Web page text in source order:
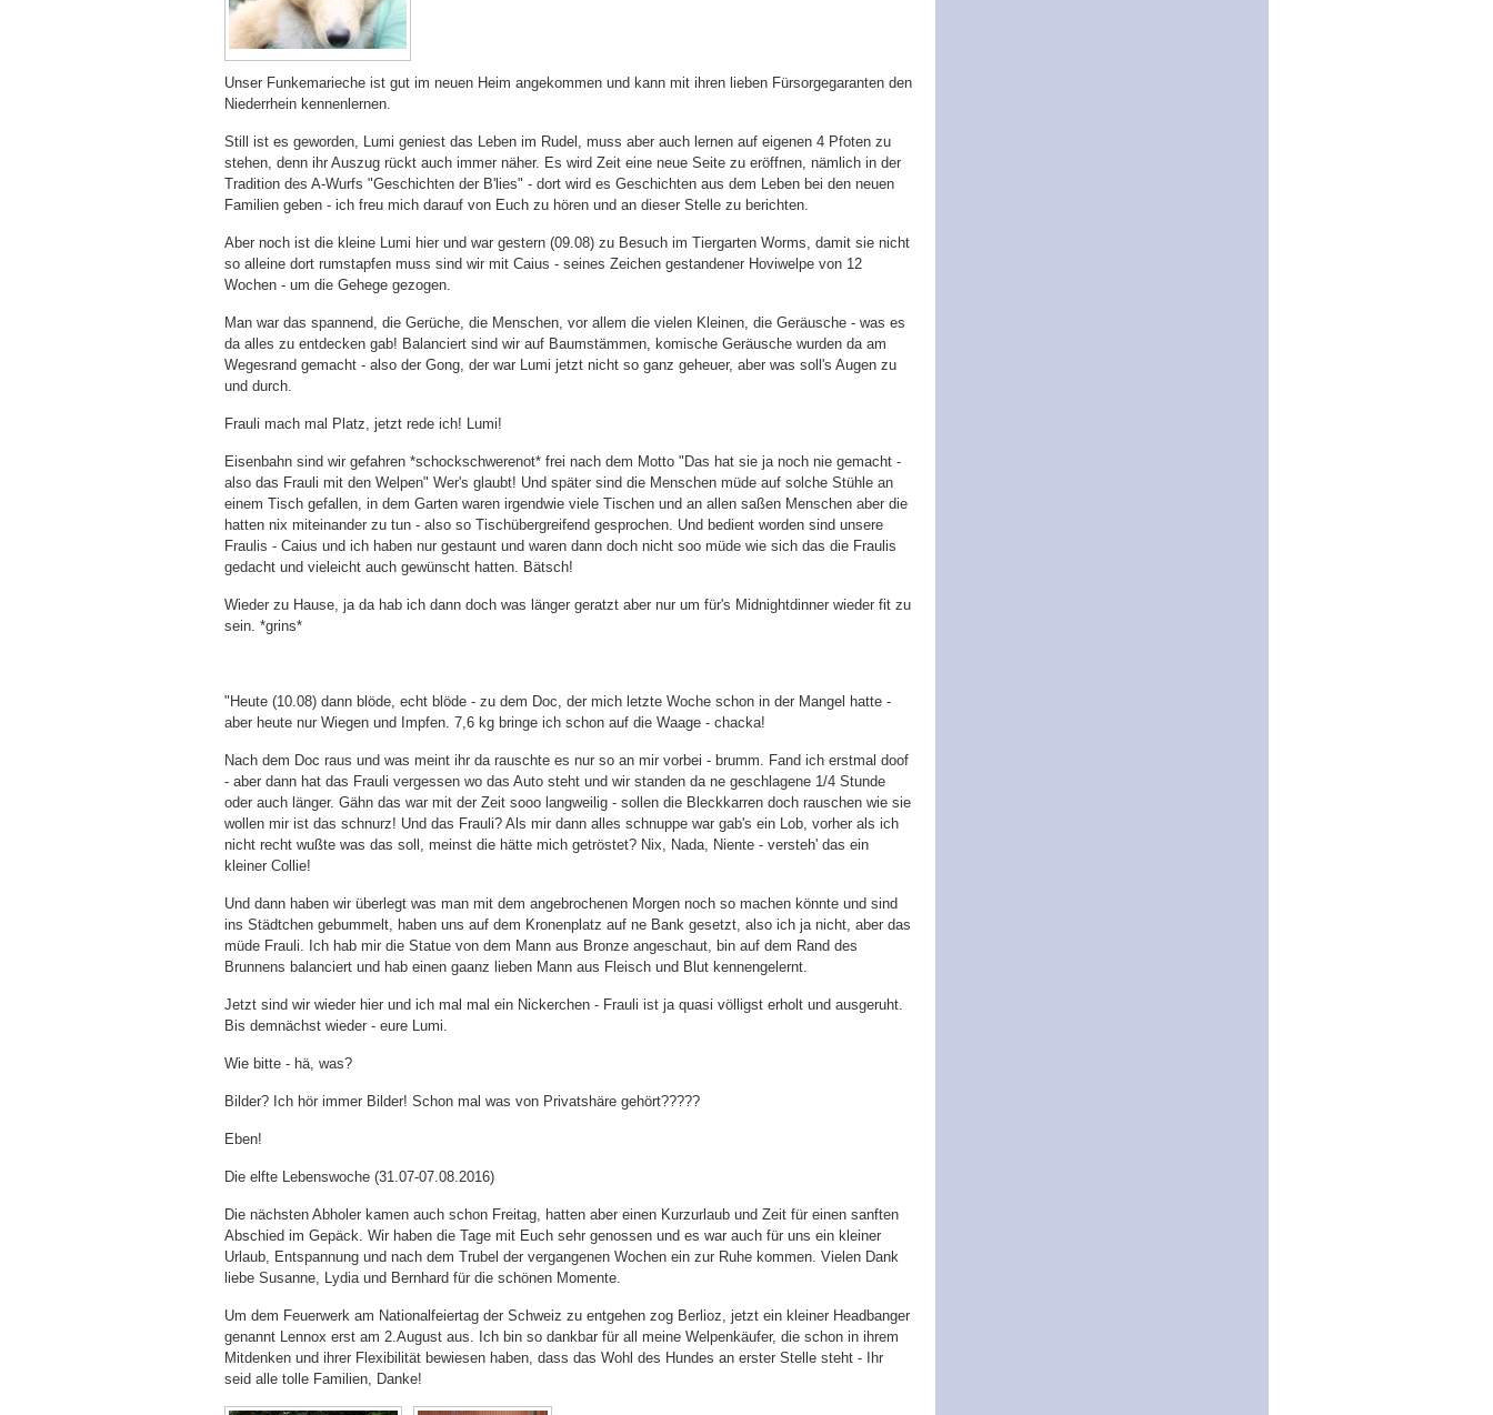
Unser Funkemarieche ist gut im neuen Heim angekommen und kann mit ihren lieben Fürsorgegaranten den
Niederrhein kennenlernen.
Still ist es geworden, Lumi geniest das Leben im Rudel, muss aber auch lernen auf eigenen 4 Pfoten zu
stehen, denn ihr Auszug rückt auch immer näher. Es wird Zeit eine neue Seite zu eröffnen, nämlich in der
Tradition des A-Wurfs "Geschichten der B'lies" - dort wird es Geschichten aus dem Leben bei den neuen
Familien geben - ich freu mich darauf von Euch zu hören und an dieser Stelle zu berichten.
Aber noch ist die kleine Lumi hier und war gestern (09.08) zu Besuch im Tiergarten Worms, damit sie nicht
so alleine dort rumstapfen muss sind wir mit Caius - seines Zeichen gestandener Hoviwelpe von 12
Wochen - um die Gehege gezogen.
Man war das spannend, die Gerüche, die Menschen, vor allem die vielen Kleinen, die Geräusche - was es
da alles zu entdecken gab! Balanciert sind wir auf Baumstämmen, komische Geräusche wurden da am
Wegesrand gemacht - also der Gong, der war Lumi jetzt nicht so ganz geheuer, aber was soll's Augen zu
und durch.
Frauli mach mal Platz, jetzt rede ich! Lumi!
Eisenbahn sind wir gefahren *schockschwerenot* frei nach dem Motto "Das hat sie ja noch nie gemacht -
also das Frauli mit den Welpen" Wer's glaubt! Und später sind die Menschen müde auf solche Stühle an
einem Tisch gefallen, in dem Garten waren irgendwie viele Tischen und an allen saßen Menschen aber die
hatten nix miteinander zu tun - also so Tischübergreifend gesprochen. Und bedient worden sind unsere
Fraulis - Caius und ich haben nur gestaunt und waren dann doch nicht soo müde wie sich das die Fraulis
gedacht und vieleicht auch gewünscht hatten. Bätsch!
Wieder zu Hause, ja da hab ich dann doch was länger geratzt aber nur um für's Midnightdinner wieder fit zu
sein. *grins*
"Heute (10.08) dann blöde, echt blöde - zu dem Doc, der mich letzte Woche schon in der Mangel hatte -
aber heute nur Wiegen und Impfen. 7,6 kg bringe ich schon auf die Waage - chacka!
Nach dem Doc raus und was meint ihr da rauschte es nur so an mir vorbei - brumm. Fand ich erstmal doof
- aber dann hat das Frauli vergessen wo das Auto steht und wir standen da ne geschlagene 1/4 Stunde
oder auch länger. Gähn das war mit der Zeit sooo langweilig - sollen die Bleckkarren doch rauschen wie sie
wollen mir ist das schnurz! Und das Frauli? Als mir dann alles schnuppe war gab's ein Lob, vorher als ich
nicht recht wußte was das soll, meinst die hätte mich getröstet? Nix, Nada, Niente - versteh' das ein
kleiner Collie!
Und dann haben wir überlegt was man mit dem angebrochenen Morgen noch so machen könnte und sind
ins Städtchen gebummelt, haben uns auf dem Kronenplatz auf ne Bank gesetzt, also ich ja nicht, aber das
müde Frauli. Ich hab mir die Statue von dem Mann aus Bronze angeschaut, bin auf dem Rand des
Brunnens balanciert und hab einen gaanz lieben Mann aus Fleisch und Blut kennengelernt.
Jetzt sind wir wieder hier und ich mal mal ein Nickerchen - Frauli ist ja quasi völligst erholt und ausgeruht.
Bis demnächst wieder - eure Lumi.
Wie bitte - hä, was?
Bilder? Ich hör immer Bilder! Schon mal was von Privatshäre gehört?????
Eben!
Die elfte Lebenswoche (31.07-07.08.2016)
Die nächsten Abholer kamen auch schon Freitag, hatten aber einen Kurzurlaub und Zeit für einen sanften
Abschied im Gepäck. Wir haben die Tage mit Euch sehr genossen und es war auch für uns ein kleiner
Urlaub, Entspannung und nach dem Trubel der vergangenen Wochen ein zur Ruhe kommen. Vielen Dank
liebe Susanne, Lydia und Bernhard für die schönen Momente.
Um dem Feuerwerk am Nationalfeiertag der Schweiz zu entgehen zog Berlioz, jetzt ein kleiner Headbanger
genannt Lennox erst am 2.August aus. Ich bin so dankbar für all meine Welpenkäufer, die schon in ihrem
Mitdenken und ihrer Flexibilität bewiesen haben, dass das Wohl des Hundes an erster Stelle steht - Ihr
seid alle tolle Familien, Danke!